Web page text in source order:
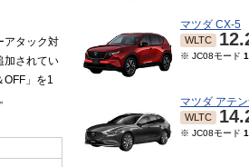
アタック対
加されてい
OFF」を1
マツダ CX-5
WLTC
※ JC08モード
マツダ アテ
WLTC
※ JC08モード